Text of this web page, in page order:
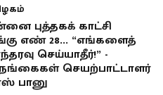
புத்தகக் காட்சி
எண் 28... “எங்களைத்
செய்யாதீர்!” -
செயற்பாட்டாளர்
பானு